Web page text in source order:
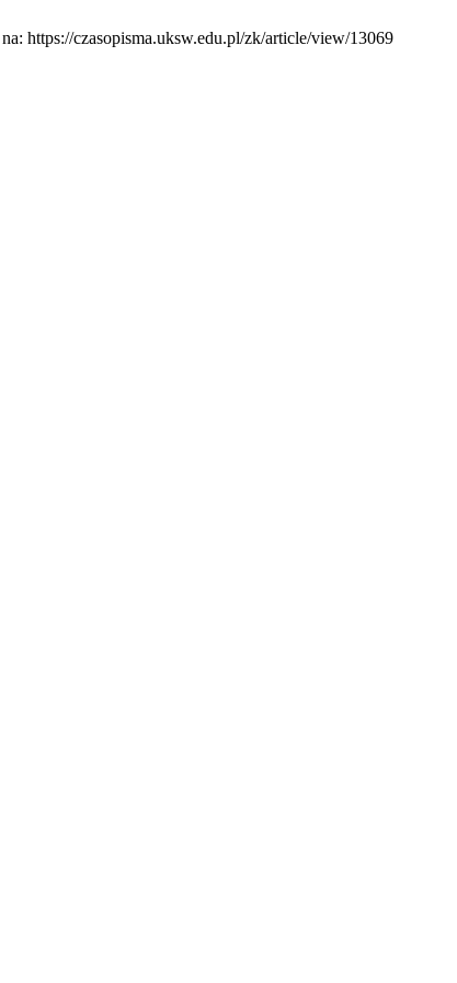
https://czasopisma.uksw.edu.pl/zk/article/view/13069